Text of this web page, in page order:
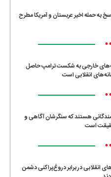
به حمله اخیر عربستان و آمریکا مطرح
خارجی به شکست ترامپ حاصل
انقلابی است
هستند که سنگرشان آگاهی و
است
انقلابی در برابر دروغ‌پراکنی دشمن